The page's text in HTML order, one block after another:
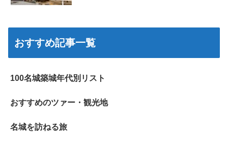
おすすめ記事一覧
100名城築城年代別リスト
おすすめのツァー・観光地
名城を訪ねる旅